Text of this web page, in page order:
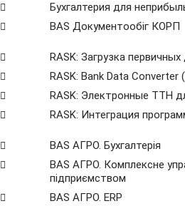
Бухгалтерия для
BAS Документообіг КОРП
RASK: Загрузка
RASK: Bank Data Сonverter
RASK: Электронные ТТН
RASK: Интеграция
BAS АГРО. Бухгалтерія
BAS АГРО. Комплексне
підприємством
BAS АГРО. ERP